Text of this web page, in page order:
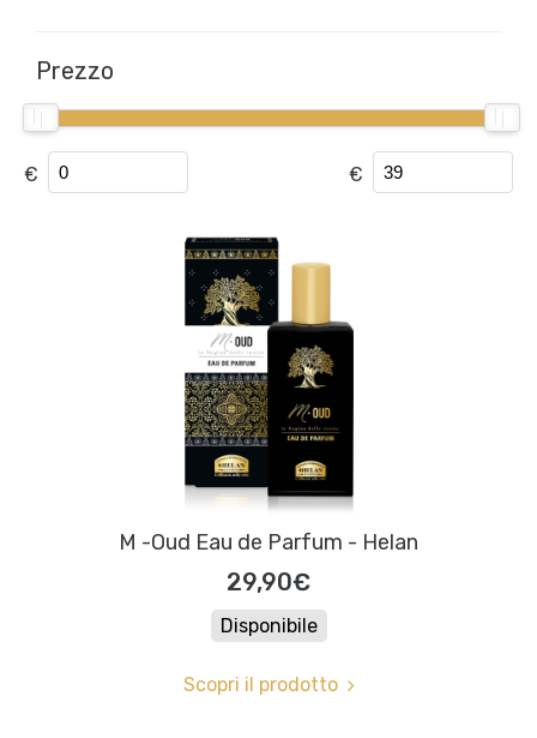
Prezzo
€ €
M -Oud Eau de Parfum - Helan
29,90€
Disponibile
Scopri il prodotto